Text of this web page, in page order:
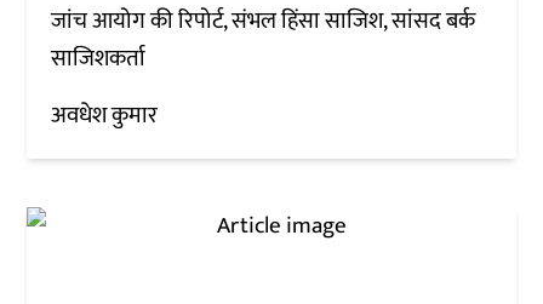
जांच आयोग की रिपोर्ट, संभल हिंसा साजिश, सांसद बर्क
साजिशकर्ता
अवधेश कुमार